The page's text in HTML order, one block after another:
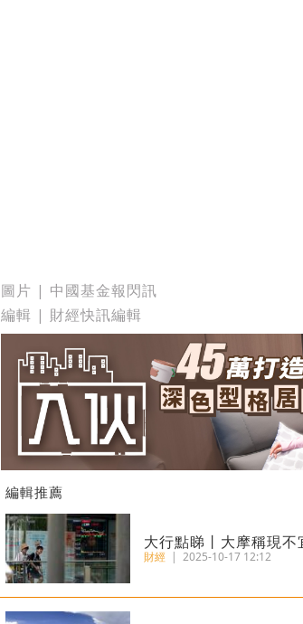
圖片 | 中國基金報閃訊
編輯 | 財經快訊編輯
編輯推薦
大行點睇丨大摩稱現
財經 | 2025-10-17 12:12